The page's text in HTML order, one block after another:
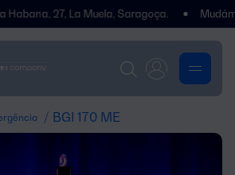
27, La Muela, Saragoça. Mudámos de
/ BGI 170 ME